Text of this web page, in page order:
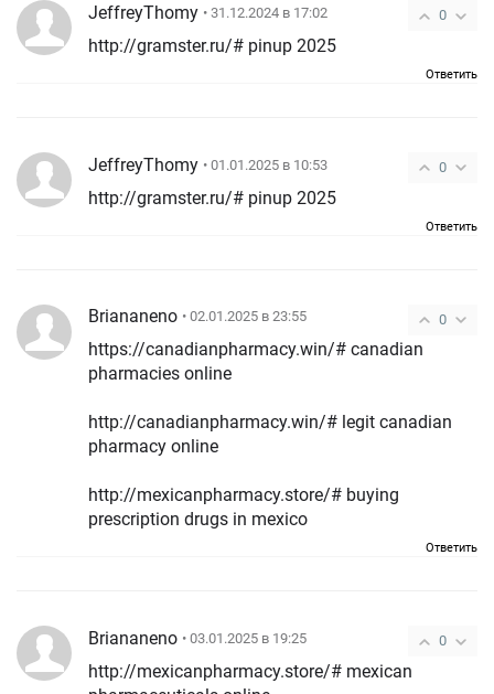
0
JeffreyThomy • 31.12.2024 в 17:02
http://gramster.ru/# pinup 2025
Ответить
0
JeffreyThomy • 01.01.2025 в 10:53
http://gramster.ru/# pinup 2025
Ответить
0
Briananeno • 02.01.2025 в 23:55
https://canadianpharmacy.win/# canadian
pharmacies online
http://canadianpharmacy.win/# legit canadian
pharmacy online
http://mexicanpharmacy.store/# buying
prescription drugs in mexico
Ответить
0
Briananeno • 03.01.2025 в 19:25
http://mexicanpharmacy.store/# mexican